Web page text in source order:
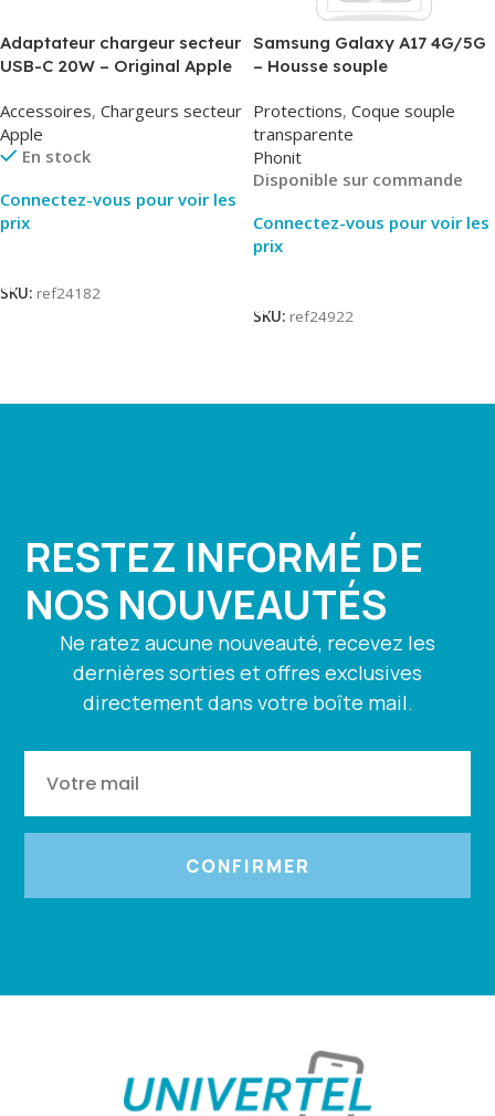
Adaptateur chargeur secteur
USB-C 20W – Original Apple
Accessoires, Chargeurs secteur
Apple
En stock
Connectez-vous pour voir les
prix
SKU: ref24182
Samsung Galaxy A17 4G/5G
– Housse souple
Protections, Coque souple
transparente
Phonit
Disponible sur commande
Connectez-vous pour voir les
prix
SKU: ref24922
RESTEZ INFORMÉ DE
NOS NOUVEAUTÉS
Ne ratez aucune nouveauté, recevez les
dernières sorties et offres exclusives
directement dans votre boîte mail.
CONFIRMER